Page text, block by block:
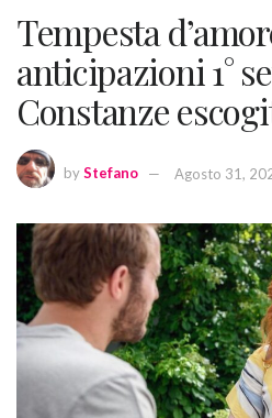
Tempesta
anticipazioni 1°
Constanze
byStefano Agosto 31,